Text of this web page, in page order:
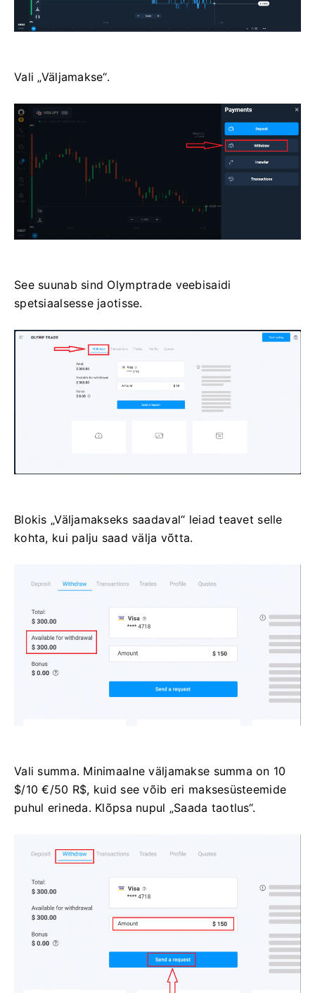
Vali „Väljamakse“.
See suunab sind Olymptrade veebisaidi
spetsiaalsesse jaotisse.
Blokis „Väljamakseks saadaval“ leiad teavet selle
kohta, kui palju saad välja võtta.
Vali summa. Minimaalne väljamakse summa on 10
$/10 €/50 R$, kuid see võib eri maksesüsteemide
puhul erineda. Klõpsa nupul „Saada taotlus“.